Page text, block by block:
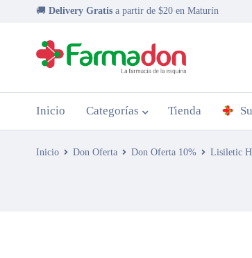
🚚 Delivery Gratis a partir de $20 en Maturín
Inicio Categorías Tienda
Inicio Don Oferta Don Oferta 10% Lisiletic